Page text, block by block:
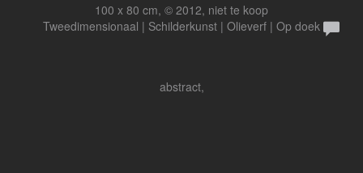
100 x 80 cm, © 2012, niet te koop
Tweedimensionaal | Schilderkunst | Olieverf | Op doek
abstract,